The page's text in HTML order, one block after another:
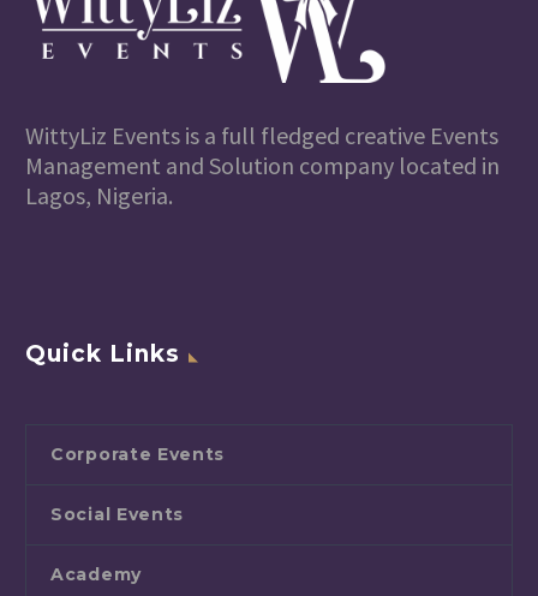
WittyLiz Events is a full fledged creative Events
Management and Solution company located in
Lagos, Nigeria.
Quick Links
Corporate Events
Social Events
Academy